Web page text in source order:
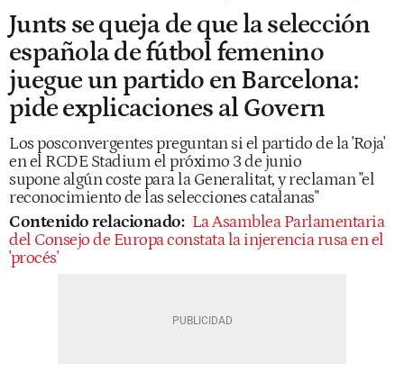
Junts se queja de que la selección
española de fútbol femenino
juegue un partido en Barcelona:
pide explicaciones al Govern
Los posconvergentes preguntan si el partido de la 'Roja'
en el RCDE Stadium el próximo 3 de junio
supone algún coste para la Generalitat, y reclaman "el
reconocimiento de las selecciones catalanas"
Contenido relacionado: La Asamblea Parlamentaria
del Consejo de Europa constata la injerencia rusa en el
'procés'